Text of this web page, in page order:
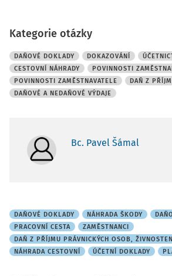
Kategorie otázky
DAŇOVÉ DOKLADY DOKAZOVÁNÍ
CESTOVNÍ NÁHRADY
POVINNOSTI
POVINNOSTI ZAMĚSTNAVATELE
DAŇ Z
DAŇOVÉ A NEDAŇOVÉ VÝDAJE
Bc. Pavel Šámal
DAŇOVÉ DOKLADY NÁHRADA ŠKODY
PRACOVNÍ CESTA
ZAMĚSTNANCI
DAŇ Z PŘÍJMU PRÁVNICKÝCH OSOB,
NÁHRADA CESTOVNÍ
ÚČETNÍ DOKLADY